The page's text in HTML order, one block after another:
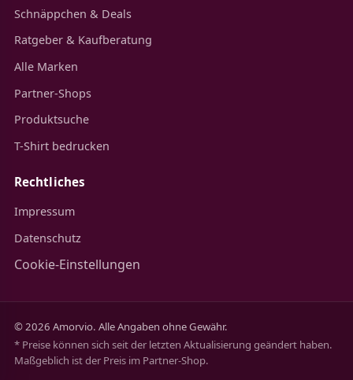
Schnäppchen & Deals
Ratgeber & Kaufberatung
Alle Marken
Partner-Shops
Produktsuche
T-Shirt bedrucken
Rechtliches
Impressum
Datenschutz
Cookie-Einstellungen
© 2026 Amorvio. Alle Angaben ohne Gewähr.
* Preise können sich seit der letzten Aktualisierung geändert haben.
Maßgeblich ist der Preis im Partner-Shop.